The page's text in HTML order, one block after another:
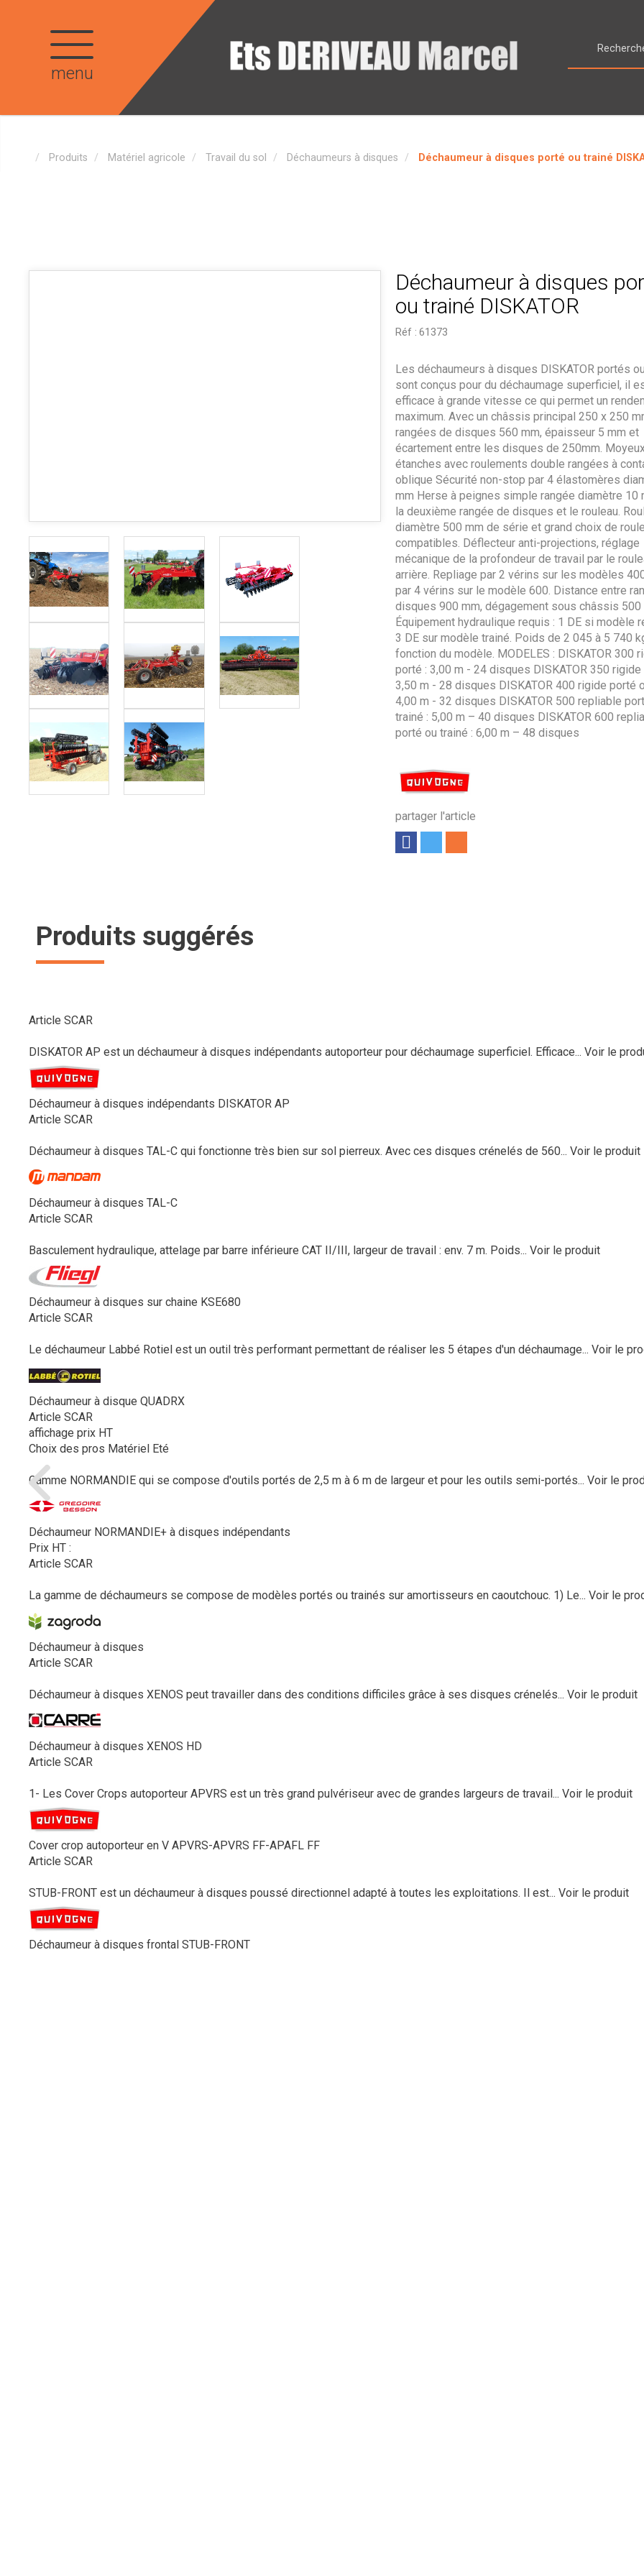
menu
Produits Matériel agricole Travail du sol Déchaumeurs à disques Déchaumeur à disques porté ou trainé
Déchaumeur à disques
ou trainé DISKATOR
Réf : 61373
partager l'article
Les déchaumeurs à disques DISKATOR portés
sont conçus pour du déchaumage superficiel, il
efficace à grande vitesse ce qui permet un
maximum. Avec un châssis principal 250 x 250
rangées de disques 560 mm, épaisseur 5 mm et
écartement entre les disques de 250mm.
étanches avec roulements double rangées à
oblique Sécurité non-stop par 4 élastomères
mm Herse à peignes simple rangée diamètre 10
la deuxième rangée de disques et le rouleau.
diamètre 500 mm de série et grand choix de
compatibles. Déflecteur anti-projections, réglage
mécanique de la profondeur de travail par le
arrière. Repliage par 2 vérins sur les modèles
par 4 vérins sur le modèle 600. Distance entre
disques 900 mm, dégagement sous châssis 500
Équipement hydraulique requis : 1 DE si modèle
3 DE sur modèle trainé. Poids de 2 045 à 5 740
fonction du modèle. MODELES : DISKATOR 300
porté : 3,00 m - 24 disques DISKATOR 350 rigide
3,50 m - 28 disques DISKATOR 400 rigide porté
4,00 m - 32 disques DISKATOR 500 repliable
trainé : 5,00 m – 40 disques DISKATOR 600
porté ou trainé : 6,00 m – 48 disques
Produits suggérés
Article SCAR
DISKATOR AP est un déchaumeur à disques indépendants autoporteur pour déchaumage superficiel. Efficace... Voir le
Déchaumeur à disques indépendants DISKATOR AP
Article SCAR
Déchaumeur à disques TAL-C qui fonctionne très bien sur sol pierreux. Avec ces disques crénelés de 560... Voir le produit
Déchaumeur à disques TAL-C
Article SCAR
Basculement hydraulique, attelage par barre inférieure CAT II/III, largeur de travail : env. 7 m. Poids... Voir le produit
Déchaumeur à disques sur chaine KSE680
Article SCAR
Le déchaumeur Labbé Rotiel est un outil très performant permettant de réaliser les 5 étapes d'un déchaumage... Voir le
Déchaumeur à disque QUADRX
Article SCAR
affichage prix HT
Choix des pros Matériel Eté
Gamme NORMANDIE qui se compose d'outils portés de 2,5 m à 6 m de largeur et pour les outils semi-portés... Voir le
Déchaumeur NORMANDIE+ à disques indépendants
Prix HT :
Article SCAR
La gamme de déchaumeurs se compose de modèles portés ou trainés sur amortisseurs en caoutchouc. 1) Le... Voir le
Déchaumeur à disques
Article SCAR
Déchaumeur à disques XENOS peut travailler dans des conditions difficiles grâce à ses disques crénelés... Voir le produit
Déchaumeur à disques XENOS HD
Article SCAR
1- Les Cover Crops autoporteur APVRS est un très grand pulvériseur avec de grandes largeurs de travail... Voir le produit
Cover crop autoporteur en V APVRS-APVRS FF-APAFL FF
Article SCAR
STUB-FRONT est un déchaumeur à disques poussé directionnel adapté à toutes les exploitations. Il est... Voir le produit
Déchaumeur à disques frontal STUB-FRONT